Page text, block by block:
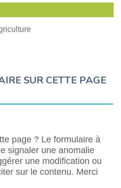
SUR CETTE PAGE
page ? Le formulaire à
signaler une anomalie
une modification ou
sur le contenu. Merci